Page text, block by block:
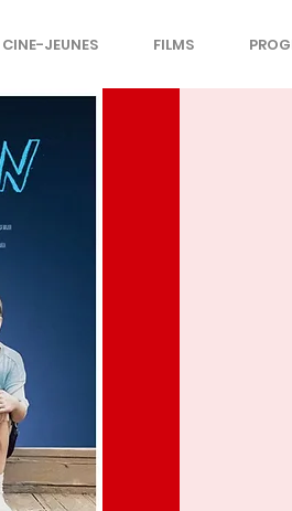
CINE-JEUNES FILMS